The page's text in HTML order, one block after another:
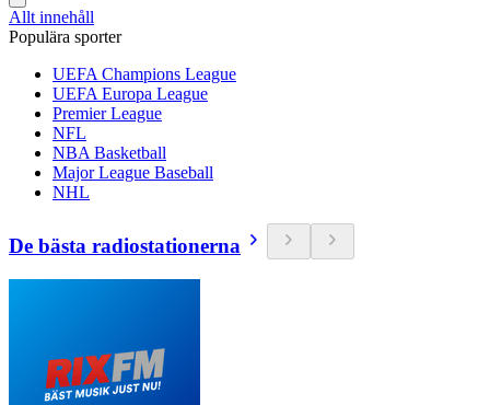
Allt innehåll
Populära sporter
UEFA Champions League
UEFA Europa League
Premier League
NFL
NBA Basketball
Major League Baseball
NHL
De bästa radiostationerna